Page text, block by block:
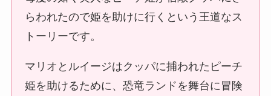
らわれたので姫を助けに行くという王道なス
トーリーです。
マリオとルイージはクッパに捕われたピーチ
姫を助けるために、恐竜ランドを舞台に冒険